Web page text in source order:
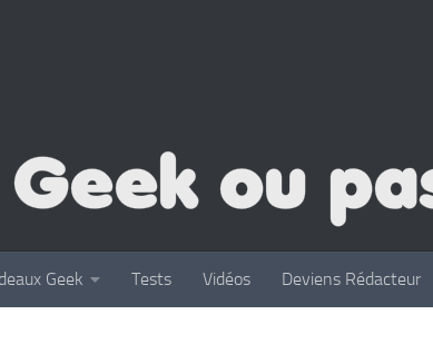
Geek Tests Vidéos Deviens Rédacteur